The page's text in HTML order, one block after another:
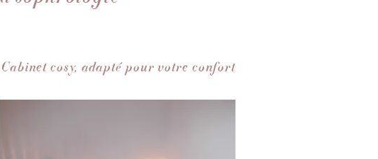
Cabinet cosy, adapté pour votre confort